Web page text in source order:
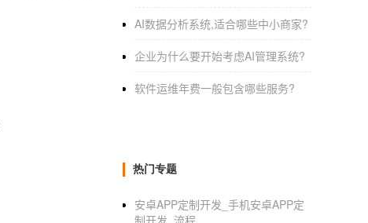
AI数据分析系统,适合哪些中小商家?
企业为什么要开始考虑AI管理系统?
软件运维年费一般包含哪些服务?
热门专题
安卓APP定制开发_手机安卓APP定
制开发_流程